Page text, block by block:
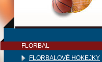
FLORBAL
FLORBALOVÉ HOKEJKY